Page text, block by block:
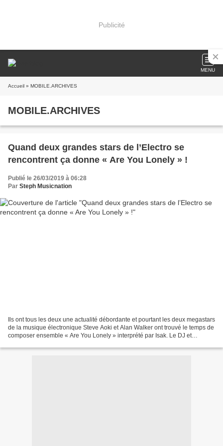
Publicité
MENU
Accueil » MOBILE.ARCHIVES
MOBILE.ARCHIVES
Quand deux grandes stars de l’Electro se
rencontrent ça donne « Are You Lonely » !
Publié le 26/03/2019 à 06:28
Par Steph Musicnation
Ils ont tous les deux une actualité débordante et pourtant les deux megastars
de la musique électronique Steve Aoki et Alan Walker ont trouvé le temps de
composer ensemble « Are You Lonely » interprété par Isak. Le DJ et